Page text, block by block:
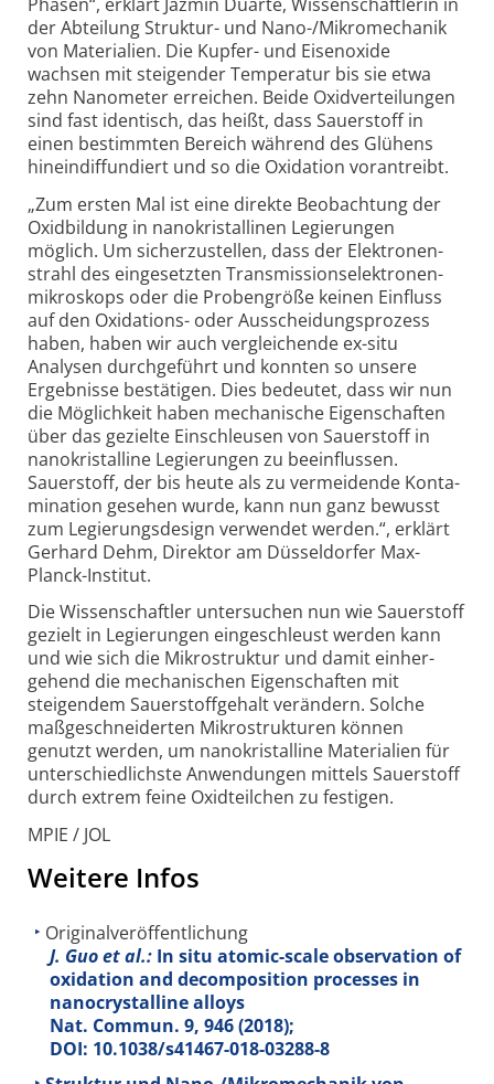
der Abteilung Struktur- und Nano-/Mikro­mechanik
von Materia­lien. Die Kupfer- und Eisen­oxide
wachsen mit steigender Tempe­ratur bis sie etwa
zehn Nano­meter erreichen. Beide Oxid­verteilungen
sind fast iden­tisch, das heißt, dass Sauer­stoff in
einen bestimmten Bereich während des Glühens
hinein­diffundiert und so die Oxi­dation voran­treibt.
„Zum ersten Mal ist eine direkte Beobach­tung der
Oxid­bildung in nano­kristallinen Legie­rungen
möglich. Um sicher­zustellen, dass der Elektronen­
strahl des einge­setzten Transmissions­elektronen­
mikroskops oder die Proben­größe keinen Einfluss
auf den Oxida­tions- oder Ausscheidungs­prozess
haben, haben wir auch ver­gleichende ex-situ
Analysen durch­geführt und konnten so unsere
Ergeb­nisse bestätigen. Dies bedeutet, dass wir nun
die Möglichkeit haben mecha­nische Eigen­schaften
über das gezielte Ein­schleusen von Sauerstoff in
nanokris­talline Legierungen zu beein­flussen.
Sauerstoff, der bis heute als zu vermeidende Konta­
mination gesehen wurde, kann nun ganz bewusst
zum Legierungs­design verwendet werden.“, erklärt
Gerhard Dehm, Direktor am Düssel­dorfer Max-
Planck-Institut.
Die Wissen­schaftler unter­suchen nun wie Sauerstoff
gezielt in Legie­rungen einge­schleust werden kann
und wie sich die Mikro­struktur und damit einher­
gehend die mecha­nischen Eigenschaften mit
steigendem Sauerstoff­gehalt verändern. Solche
maßgeschnei­derten Mikro­strukturen können
genutzt werden, um nano­kristalline Materialien für
unter­schiedlichste Anwen­dungen mittels Sauer­stoff
durch extrem feine Oxid­teilchen zu festigen.
MPIE / JOL
Weitere Infos
Originalveröffentlichung
J. Guo et al.: In situ atomic-scale observation of
oxidation and decomposition processes in
nanocrystalline alloys
Nat. Commun. 9, 946 (2018);
DOI: 10.1038/s41467-018-03288-8